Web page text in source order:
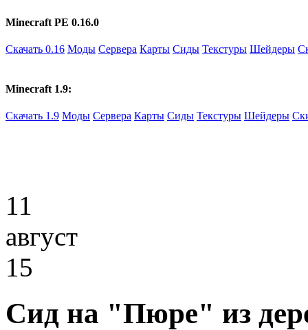
Minecraft PE 0.16.0
Скачать 0.16 Моды Сервера Карты Сиды Текстуры Шейдеры
Minecraft 1.9:
Скачать 1.9 Моды Сервера Карты Сиды Текстуры Шейдеры
11
август
15
Сид на "Пюре" из